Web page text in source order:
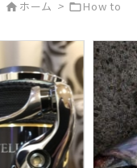
 ホーム > How to